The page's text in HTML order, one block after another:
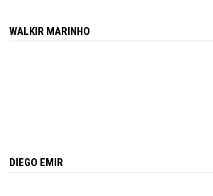
WALKIR MARINHO
DIEGO EMIR